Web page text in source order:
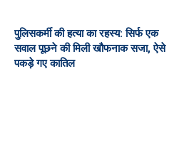
पुलिसकर्मी की हत्या का रहस्य: सिर्फ एक
सवाल पूछने की मिली खौफनाक सजा, ऐसे
पकड़े गए कातिल